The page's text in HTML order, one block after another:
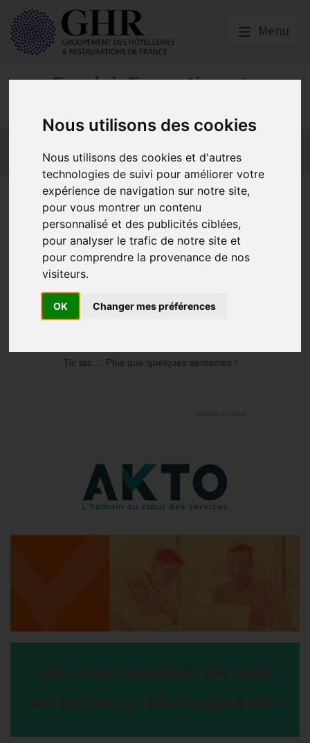
Nous utilisons des cookies
Nous utilisons des cookies et d'autres
technologies de suivi pour améliorer votre
expérience de navigation sur notre site,
pour vous montrer un contenu
personnalisé et des publicités ciblées,
pour analyser le trafic de notre site et
pour comprendre la provenance de nos
visiteurs.
OK Changer mes préférences
Menu
Emploi, Formation et
Formation
Mission Handicap
Formation : financement
exceptionnel à ne pas
manquer !
Actualité 2026
27/10/2021
Tic tac ... Plus que quelques semaines !
Vite ! Il vous reste moins de 2 mois
pour profiter de l’aide exceptionnelle !